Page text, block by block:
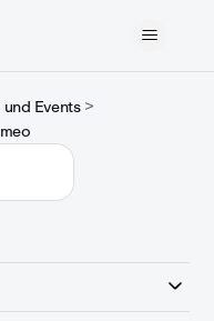
Events